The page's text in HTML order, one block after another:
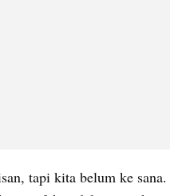
tapi kita belum ke sana.